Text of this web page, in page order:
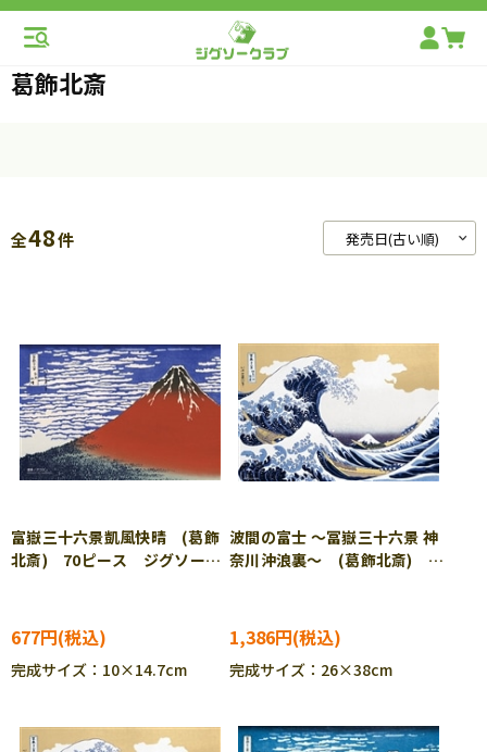
葛飾北斎
全48件
富嶽三十六景凱風快晴 (葛飾
北斎) 70ピース ジグソーパ
677円
完成サイズ：10×14.7cm
波間の富士 ～冨嶽三十六景 神
奈川沖浪裏～ (葛飾北斎)
1,386円
完成サイズ：26×38cm